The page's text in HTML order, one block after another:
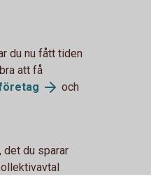
du nu fått tiden
att få
och
det du sparar